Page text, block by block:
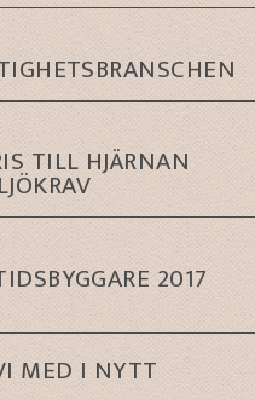
TILL HJÄRNAN
2017
MED I NYTT